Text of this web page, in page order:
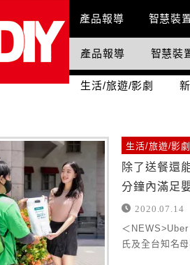
Main Menu
產品報導 智慧裝
國際科技情報
產品報導 智慧裝
生活/旅遊/影劇
生活/旅遊/影劇
除了送餐還
分鐘內滿足
2020.07.14
＜
氏及全台知名